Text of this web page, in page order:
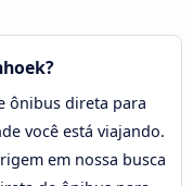
ônibus direta para
você está viajando.
em nossa busca